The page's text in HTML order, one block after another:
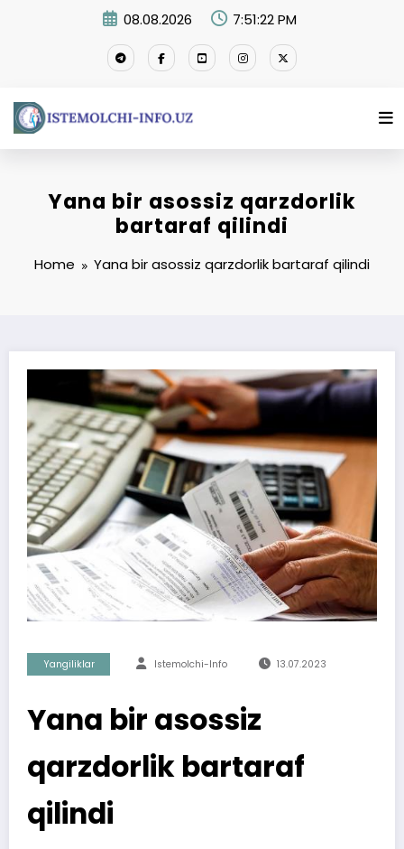
08.08.2026 7:51:22 PM
Yana bir asossiz qarzdorlik
bartaraf qilindi
Home Yana bir asossiz qarzdorlik bartaraf qilindi
Yangiliklar Istemolchi-Info 13.07.2023
Yana bir asossiz
qarzdorlik bartaraf
qilindi